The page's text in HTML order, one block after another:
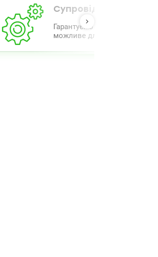
Супровід від А до Я
Гарантуємо повний
можливе для полегшення